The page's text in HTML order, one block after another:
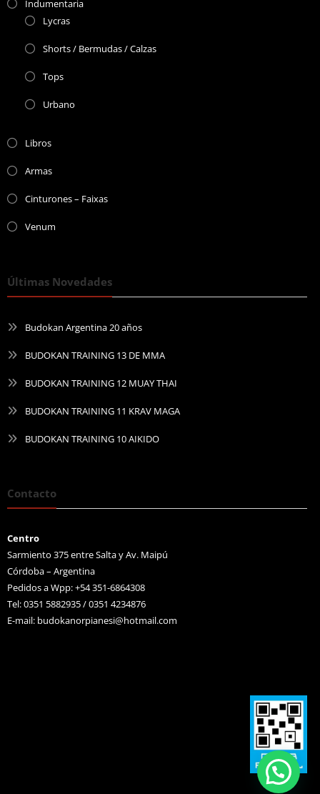
Indumentaria
Lycras
Shorts / Bermudas / Calzas
Tops
Urbano
Libros
Armas
Cinturones – Faixas
Venum
Últimas Novedades
Budokan Argentina 20 años
BUDOKAN TRAINING 13 DE MMA
BUDOKAN TRAINING 12 MUAY THAI
BUDOKAN TRAINING 11 KRAV MAGA
BUDOKAN TRAINING 10 AIKIDO
Contacto
Centro
Sarmiento 375 entre Salta y Av. Maipú
Córdoba – Argentina
Pedidos a Wpp: +54 351-6864308
Tel: 0351 5882935 / 0351 4234876
E-mail: budokanorpianesi@hotmail.com